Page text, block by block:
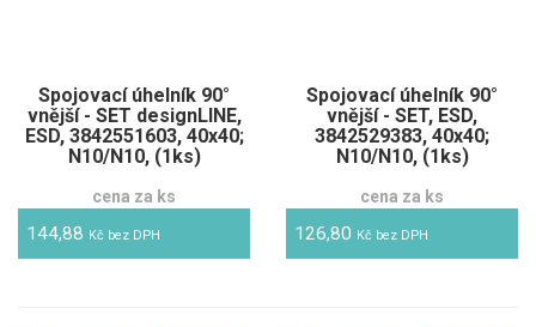
Spojovací úhelník 90°
vnější - SET designLINE,
ESD, 3842551603, 40x40;
N10/N10, (1ks)
cena za ks
144,88 Kč bez DPH
Spojovací úhelník 90°
vnější - SET, ESD,
3842529383, 40x40;
N10/N10, (1ks)
cena za ks
126,80 Kč bez DPH